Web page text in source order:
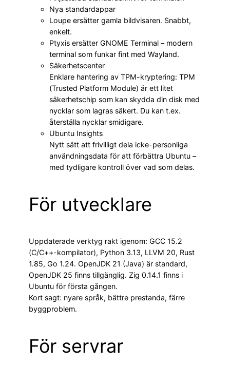
Nya standardappar
Loupe ersätter gamla bildvisaren. Snabbt,
enkelt.
Ptyxis ersätter GNOME Terminal – modern
terminal som funkar fint med Wayland.
Säkerhetscenter
Enklare hantering av TPM-kryptering: TPM
(Trusted Platform Module) är ett litet
säkerhetschip som kan skydda din disk med
nycklar som lagras säkert. Du kan t.ex.
återställa nycklar smidigare.
Ubuntu Insights
Nytt sätt att frivilligt dela icke-personliga
användningsdata för att förbättra Ubuntu –
med tydligare kontroll över vad som delas.
För utvecklare
Uppdaterade verktyg rakt igenom: GCC 15.2
(C/C++-kompilator), Python 3.13, LLVM 20, Rust
1.85, Go 1.24. OpenJDK 21 (Java) är standard,
OpenJDK 25 finns tillgänglig. Zig 0.14.1 finns i
Ubuntu för första gången.
Kort sagt: nyare språk, bättre prestanda, färre
byggproblem.
För servrar